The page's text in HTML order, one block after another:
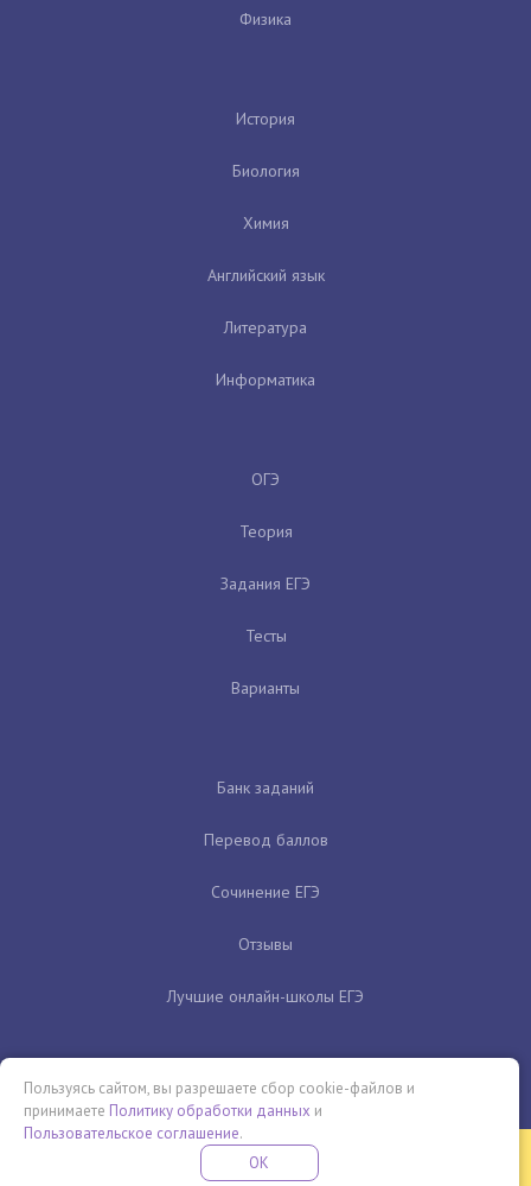
Физика
История
Биология
Химия
Английский язык
Литература
Информатика
ОГЭ
Теория
Задания ЕГЭ
Тесты
Варианты
Банк заданий
Перевод баллов
Сочинение ЕГЭ
Отзывы
Лучшие онлайн-школы ЕГЭ
Бесплатная летняя школа
ПРОВЕДИ ЭТО ЛЕТО С ПОЛЬЗОЙ
Пользуясь сайтом, вы разрешаете сбор cookie-файлов и
принимаете Политику обработки данных и
Пользовательское соглашение.
OK